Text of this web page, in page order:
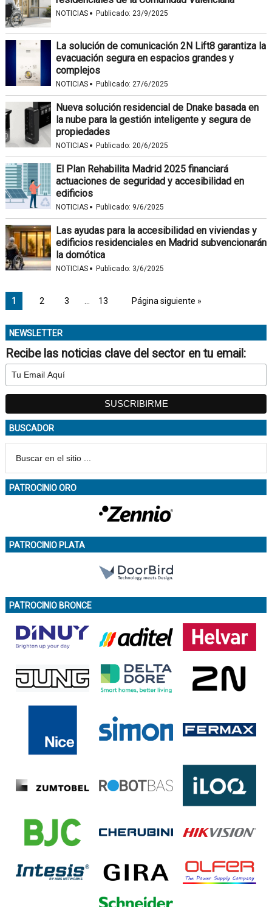
NOTICIAS · Publicado: 23/9/2025
La solución de comunicación 2N Lift8 garantiza la
evacuación segura en espacios grandes y
complejos
NOTICIAS · Publicado: 27/6/2025
Nueva solución residencial de Dnake basada en
la nube para la gestión inteligente y segura de
propiedades
NOTICIAS · Publicado: 20/6/2025
El Plan Rehabilita Madrid 2025 financiará
actuaciones de seguridad y accesibilidad en
edificios
NOTICIAS · Publicado: 9/6/2025
Las ayudas para la accesibilidad en viviendas y
edificios residenciales en Madrid subvencionarán
la domótica
NOTICIAS · Publicado: 3/6/2025
1 2 3 13 Página siguiente »
NEWSLETTER
Recibe las noticias clave del sector en tu email:
BUSCADOR
PATROCINIO ORO
PATROCINIO PLATA
PATROCINIO BRONCE